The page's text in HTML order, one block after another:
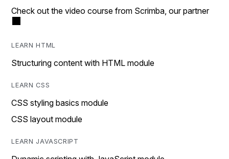
Check out the video course from Scrimba, our partner
LEARN HTML
Structuring content with HTML module
LEARN CSS
CSS styling basics module
CSS layout module
LEARN JAVASCRIPT